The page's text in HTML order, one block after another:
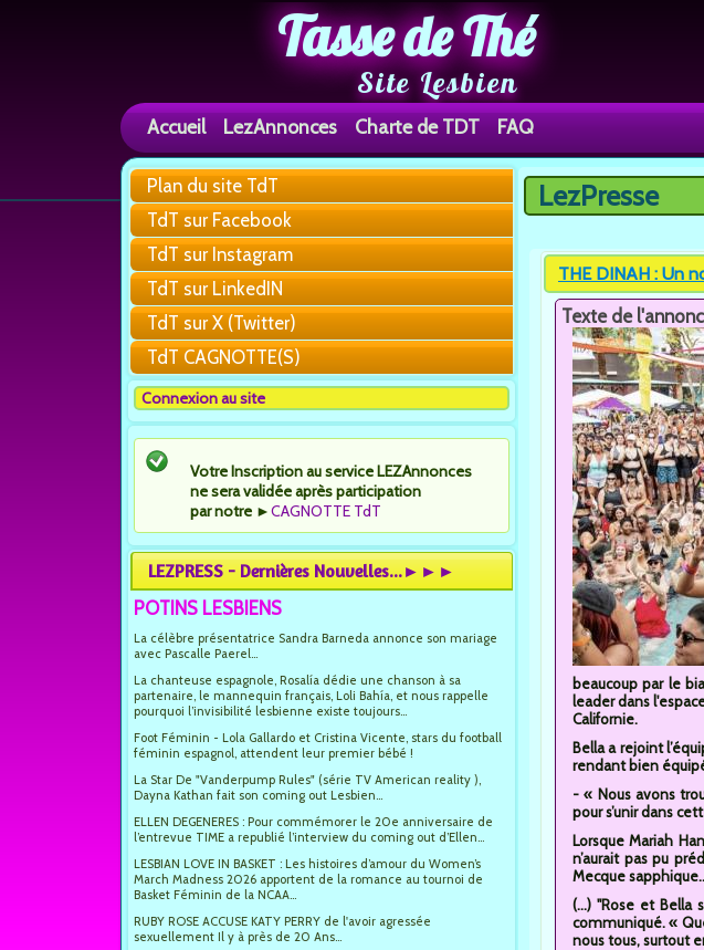
Tasse de Thé
Site Lesbien
Accueil LezAnnonces Charte de TDT FAQ
Plan du site TdT
TdT sur Facebook
TdT sur Instagram
TdT sur LinkedIN
TdT sur X (Twitter)
TdT CAGNOTTE(S)
Connexion au site
Votre Inscription au service LEZAnnonces
ne sera validée après participation
par notre ►CAGNOTTE TdT
LEZPRESS - Dernières Nouvelles...►►►
POTINS LESBIENS
La célèbre présentatrice Sandra Barneda annonce son mariage
avec Pascalle Paerel...
La chanteuse espagnole, Rosalía dédie une chanson à sa
partenaire, le mannequin français, Loli Bahía, et nous rappelle
pourquoi l’invisibilité lesbienne existe toujours...
Foot Féminin - Lola Gallardo et Cristina Vicente, stars du football
féminin espagnol, attendent leur premier bébé !
La Star De "Vanderpump Rules" (série TV American reality ),
Dayna Kathan fait son coming out Lesbien...
ELLEN DEGENERES : Pour commémorer le 20e anniversaire de
l’entrevue TIME a republié l’interview du coming out d’Ellen...
LESBIAN LOVE IN BASKET : Les histoires d’amour du Women’s
March Madness 2026 apportent de la romance au tournoi de
Basket Féminin de la NCAA...
RUBY ROSE ACCUSE KATY PERRY de l'avoir agressée
sexuellement Il y à près de 20 Ans...
Vous êtes ici
LezPresse
THE DINAH : Un
Texte de
beaucoup par le
leader dans
Californie.
Bella a rejoint
rendant bien
- « Nous avons
pour s’unir dans
Lorsque Mariah
n’aurait pas pu
Mecque
(...) "Rose et Bella
communiqué. «
nous tous, surtout